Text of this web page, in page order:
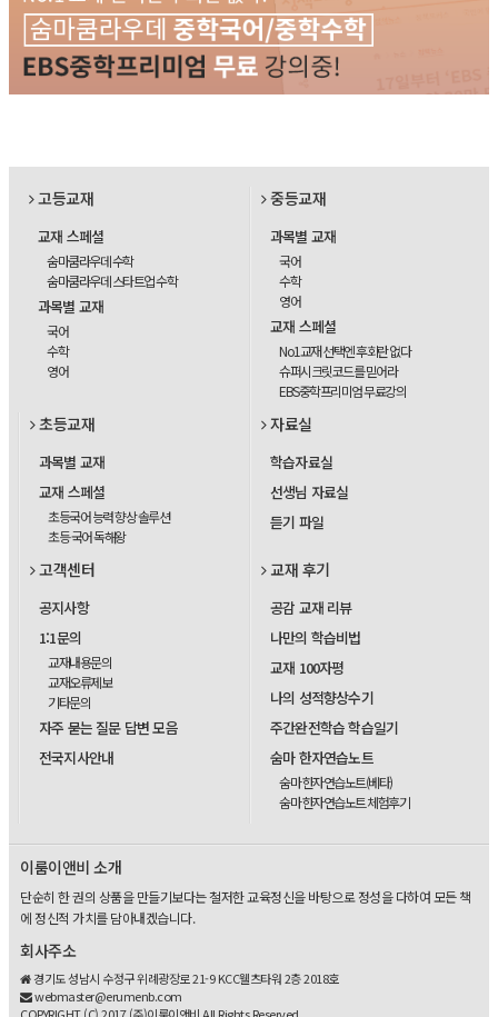
고등교재
교재 스페셜
숨마쿰라우데 수학
숨마쿰라우데 스타트업 수학
과목별 교재
국어
수학
영어
중등교재
과목별 교재
국어
수학
영어
교재 스페셜
No1교재 선택엔 후회란 없다
슈퍼시크릿코드를 믿어라
EBS중학프리미엄 무료강의
초등교재
과목별 교재
교재 스페셜
초등국어 능력 향상 솔루션
초등 국어 독해왕
자료실
학습자료실
선생님 자료실
듣기 파일
고객센터
공지사항
1:1문의
교재내용문의
교재오류제보
기타문의
자주 묻는 질문 답변 모음
전국지사안내
교재 후기
공감 교재 리뷰
나만의 학습비법
교재 100자평
나의 성적향상수기
주간완전학습 학습일기
숨마 한자연습노트
숨마 한자연습노트(베타)
숨마 한자연습노트 체험후기
이룸이앤비 소개
단순히 한 권의 상품을 만들기보다는 철저한 교육정신을 바탕으로 정성을 다하여 모든 책
에 정신적 가치를 담아내겠습니다.
회사주소
경기도 성남시 수정구 위례광장로 21-9 KCC웰츠타워 2층 2018호
webmaster@erumenb.com